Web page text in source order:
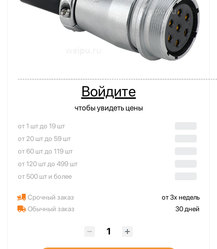
Войдите
чтобы увидеть цены
от 1 шт до 19 шт
от 20 шт до 59 шт
от 60 шт до 119 шт
от 120 шт до 499 шт
от 500 шт и более
Срочный заказ
от 3х недель
Обычный заказ
30 дней